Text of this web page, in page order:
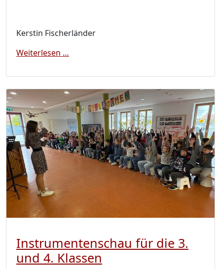
Kerstin Fischerländer
Weiterlesen …
Instrumentenschau für die 3.
und 4. Klassen